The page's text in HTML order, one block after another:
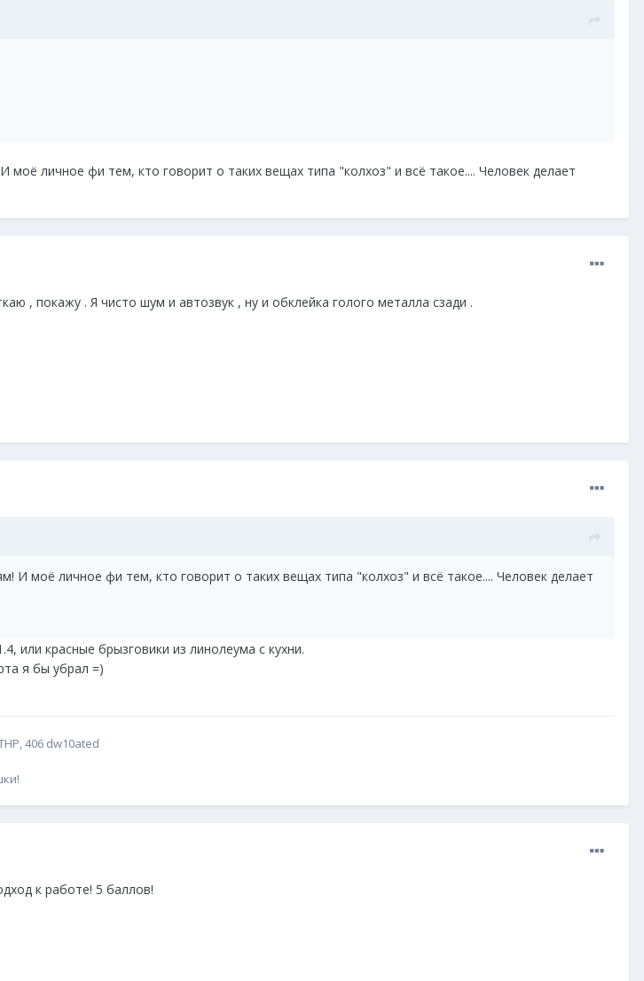
личное фи тем, кто говорит о таких вещах типа "колхоз" и всё такое.... Человек делает
, покажу . Я чисто шум и автозвук , ну и обклейка голого металла сзади .
И моё личное фи тем, кто говорит о таких вещах типа "колхоз" и всё такое.... Человек делает
или красные брызговики из линолеума с кухни.
я бы убрал =)
406 dw10ated
к работе! 5 баллов!